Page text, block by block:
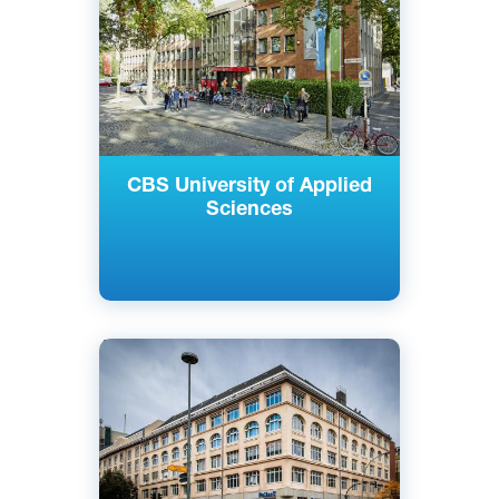
CBS University of Applied
Sciences
Кельн, Майнц, Берлин, Райне,
Гамбург, Росток, Нойс, Золинген,
Германия
Частный
Английский
Берлин, Гамбург, Германия